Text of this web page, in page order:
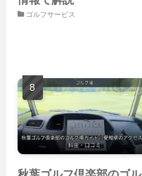
ゴルフサービス